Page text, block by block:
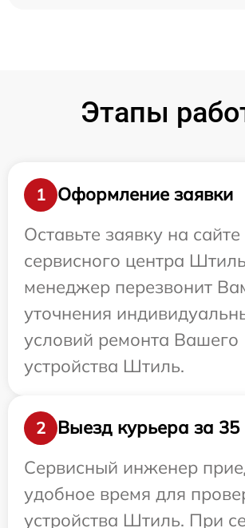
Этапы
1
Оформление заявки
Оставьте заявку на сайте
сервисного центра
менеджер перезвонит
уточнения
условий ремонта Вашего
устройства Штиль.
2
Выезд курьера за 35
Сервисный инженер
удобное время для
устройства Штиль. При